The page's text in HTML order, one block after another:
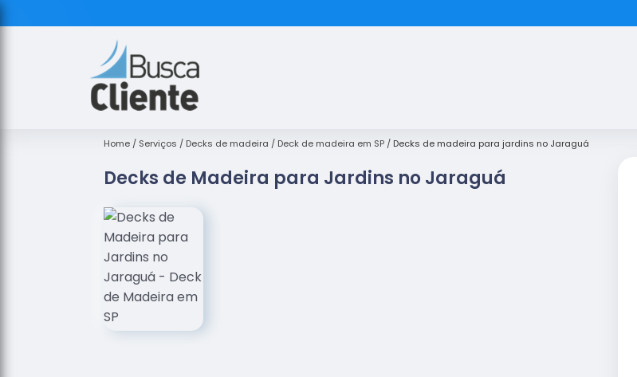
Home Serviços Decks de madeira Deck de madeira em SP Decks de madeira para jardins no Jaraguá
Decks de Madeira para Jardins no Jaraguá